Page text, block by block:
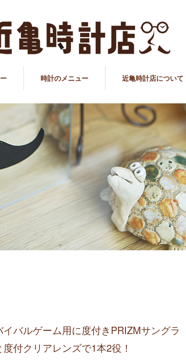
時計のメニュー 近亀時計店について
イバルゲーム用に度付きPRIZMサングラ
度付クリアレンズで1本2役！